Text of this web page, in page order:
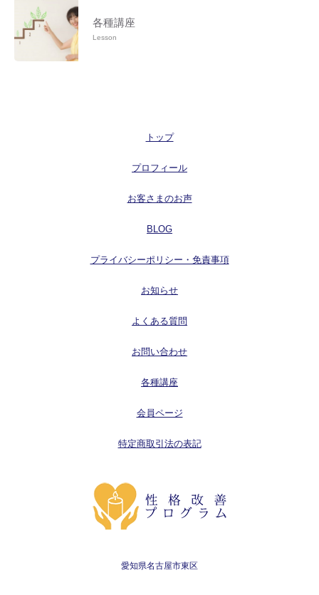
各種講座
Lesson
トップ
プロフィール
お客さまのお声
BLOG
プライバシーポリシー・免責事項
お知らせ
よくある質問
お問い合わせ
各種講座
会員ページ
特定商取引法の表記
愛知県名古屋市東区